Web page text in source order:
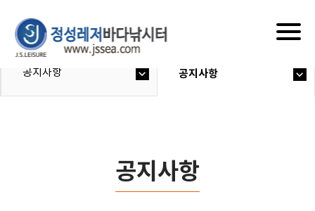
공지사항 공지사항
공지사항